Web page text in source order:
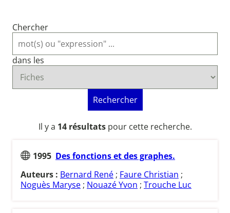
Chercher
dans les
Rechercher
Il y a 14 résultatspour cette recherche.
1995 Des fonctions et des graphes.
Auteurs : Bernard René ; Faure Christian ;
Noguès Maryse ; Nouazé Yvon ; Trouche Luc